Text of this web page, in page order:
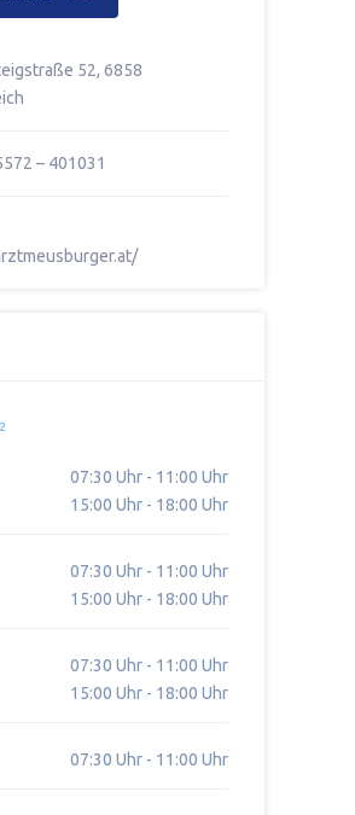
52, 6858
– 401031
07:30 Uhr - 11:00 Uhr
15:00 Uhr - 18:00 Uhr
07:30 Uhr - 11:00 Uhr
15:00 Uhr - 18:00 Uhr
07:30 Uhr - 11:00 Uhr
15:00 Uhr - 18:00 Uhr
07:30 Uhr - 11:00 Uhr